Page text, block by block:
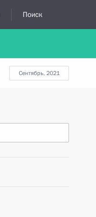
Поиск
сентябрь, 2021